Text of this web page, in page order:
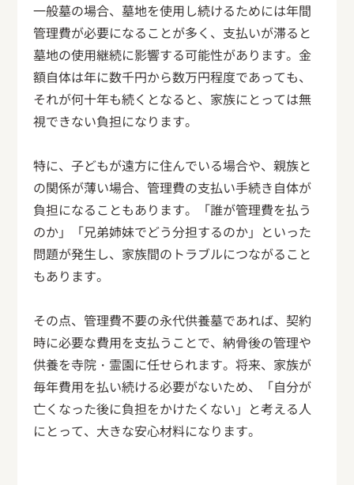
一般墓の場合、墓地を使用し続けるためには年間
管理費が必要になることが多く、支払いが滞ると
墓地の使用継続に影響する可能性があります。金
額自体は年に数千円から数万円程度であっても、
それが何十年も続くとなると、家族にとっては無
視できない負担になります。
特に、子どもが遠方に住んでいる場合や、親族と
の関係が薄い場合、管理費の支払い手続き自体が
負担になることもあります。「誰が管理費を払う
のか」「兄弟姉妹でどう分担するのか」といった
問題が発生し、家族間のトラブルにつながること
もあります。
その点、管理費不要の永代供養墓であれば、契約
時に必要な費用を支払うことで、納骨後の管理や
供養を寺院・霊園に任せられます。将来、家族が
毎年費用を払い続ける必要がないため、「自分が
亡くなった後に負担をかけたくない」と考える人
にとって、大きな安心材料になります。